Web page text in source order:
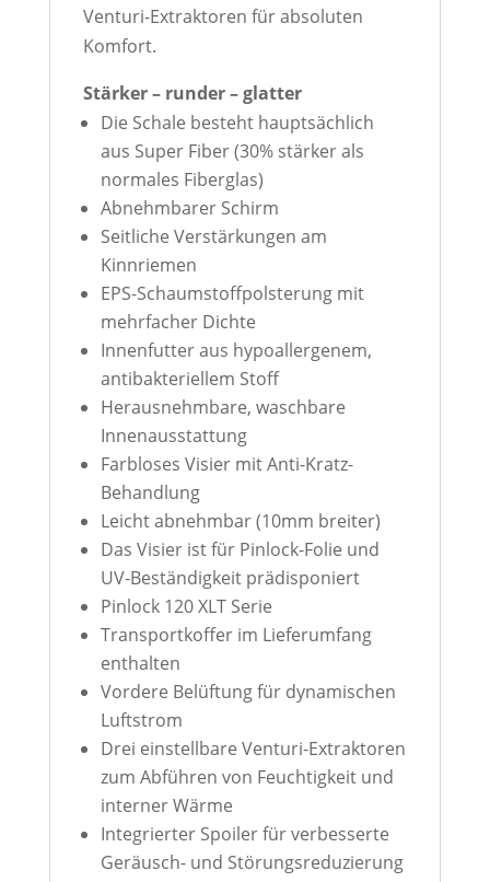
Venturi-Extraktoren für absoluten
Komfort.
Stärker – runder – glatter
Die Schale besteht hauptsächlich
aus Super Fiber (30% stärker als
normales Fiberglas)
Abnehmbarer Schirm
Seitliche Verstärkungen am
Kinnriemen
EPS-Schaumstoffpolsterung mit
mehrfacher Dichte
Innenfutter aus hypoallergenem,
antibakteriellem Stoff
Herausnehmbare, waschbare
Innenausstattung
Farbloses Visier mit Anti-Kratz-
Behandlung
Leicht abnehmbar (10mm breiter)
Das Visier ist für Pinlock-Folie und
UV-Beständigkeit prädisponiert
Pinlock 120 XLT Serie
Transportkoffer im Lieferumfang
enthalten
Vordere Belüftung für dynamischen
Luftstrom
Drei einstellbare Venturi-Extraktoren
zum Abführen von Feuchtigkeit und
interner Wärme
Integrierter Spoiler für verbesserte
Geräusch- und Störungsreduzierung